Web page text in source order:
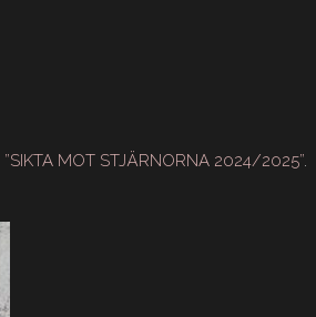
”SIKTA MOT STJÄRNORNA 2024/2025”